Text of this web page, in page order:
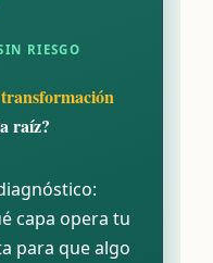
RIESGO
transformación
raíz?
capa opera tu
para que algo